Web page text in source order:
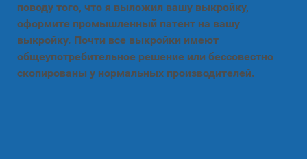
поводу того, что я выложил вашу выкройку,
оформите промышленный патент на вашу
выкройку. Почти все выкройки имеют
общеупотребительное решение или бессовестно
скопированы у нормальных производителей.